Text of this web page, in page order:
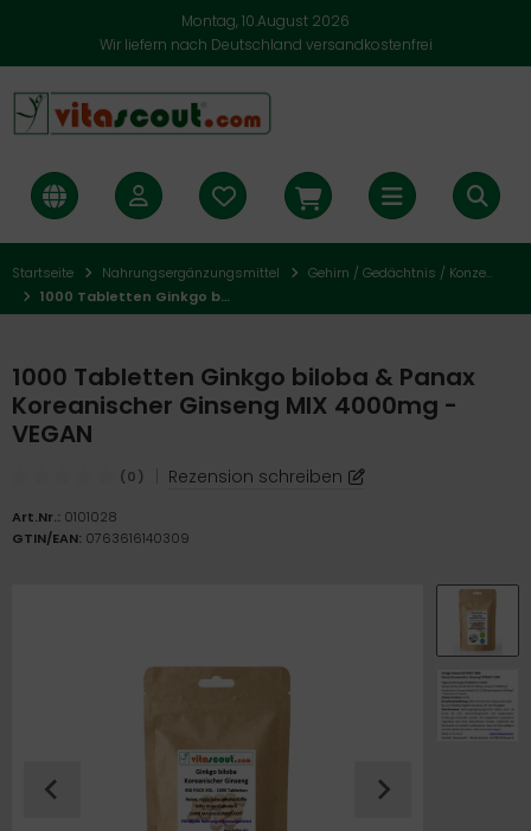
Montag, 10.August 2026
Wir liefern nach Deutschland versandkostenfrei
Startseite Nahrungsergänzungsmittel
Gehirn / Gedächtnis / Konzentration
1000 Tabletten Ginkgo biloba & Panax Koreanischer Ginseng MIX 4000mg - VEGAN
1000 Tabletten Ginkgo biloba & Panax
Koreanischer Ginseng MIX 4000mg -
VEGAN
(0) Rezension schreiben
Art.Nr.: 0101028
GTIN/EAN: 0763616140309